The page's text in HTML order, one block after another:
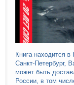
Книга находится
Санкт-Петербург,
может быть
России, в том